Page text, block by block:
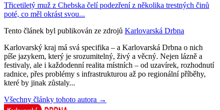
Třicetiletý muž z Chebska čelí podezření z několika trestných činů
poté, co měl okrást svou...
Tento článek byl publikován ze zdrojů Karlovarská Drbna
Karlovarský kraj má svá specifika – a Karlovarská Drbna o nich
píše jazykem, který je srozumitelný, živý a věcný. Nejen lázně a
festivaly, ale i každodenní realita místních – od uzavírek, rozhodnutí
radnice, přes problémy s infrastrukturou až po regionální příběhy,
které by jinak zůstaly...
Všechny články tohoto autora →